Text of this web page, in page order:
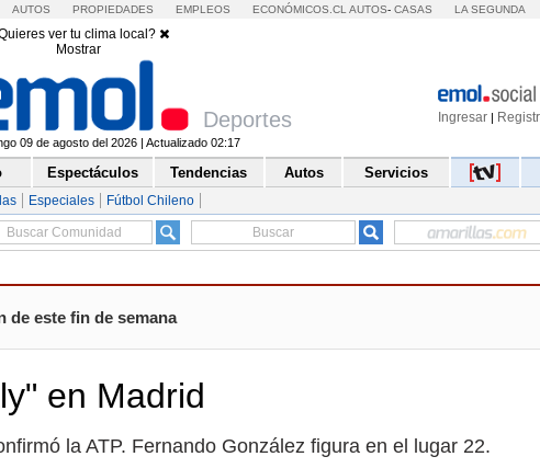
AUTOS PROPIEDADES EMPLEOS ECONÓMICOS.CL AUTOS- CASAS LA SEGUNDA
ver tu clima local?
Mostrar
Ingresar |
Deportes
09 de agosto del 2026 | Actualizado 02:17
Espectáculos Tendencias Autos Servicios
Especiales Fútbol Chileno
de este fin de semana
en Madrid
la ATP. Fernando González figura en el lugar 22.